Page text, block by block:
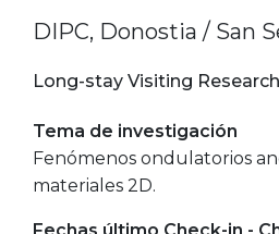
DIPC, Donostia / San
Long-stay Visiting
Tema de investigación
Fenómenos ondulatorios
materiales 2D.